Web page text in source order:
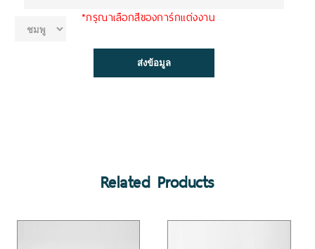
*กรุณาเลือกสีของการ์กแต่งงาน
Related Products